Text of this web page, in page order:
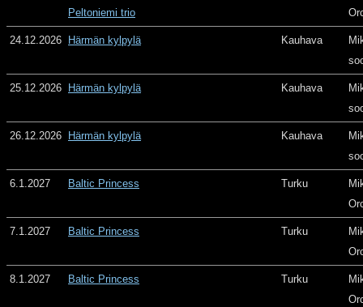
Peltoniemi trio
24.12.2026 Härmän kylpylä Kauhava
25.12.2026 Härmän kylpylä Kauhava
26.12.2026 Härmän kylpylä Kauhava
6.1.2027 Baltic Princess Turku
7.1.2027 Baltic Princess Turku
8.1.2027 Baltic Princess Turku